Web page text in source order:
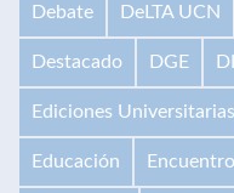
Debate DeLTA UCN
Destacado DGE
Ediciones
Educación